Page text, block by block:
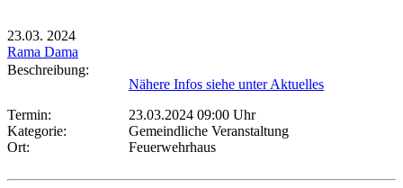
23.03. 2024
Rama Dama
Beschreibung:
Nähere Infos siehe unter Aktuelles
Termin:
23.03.2024 09:00 Uhr
Kategorie:
Gemeindliche Veranstaltung
Ort:
Feuerwehrhaus